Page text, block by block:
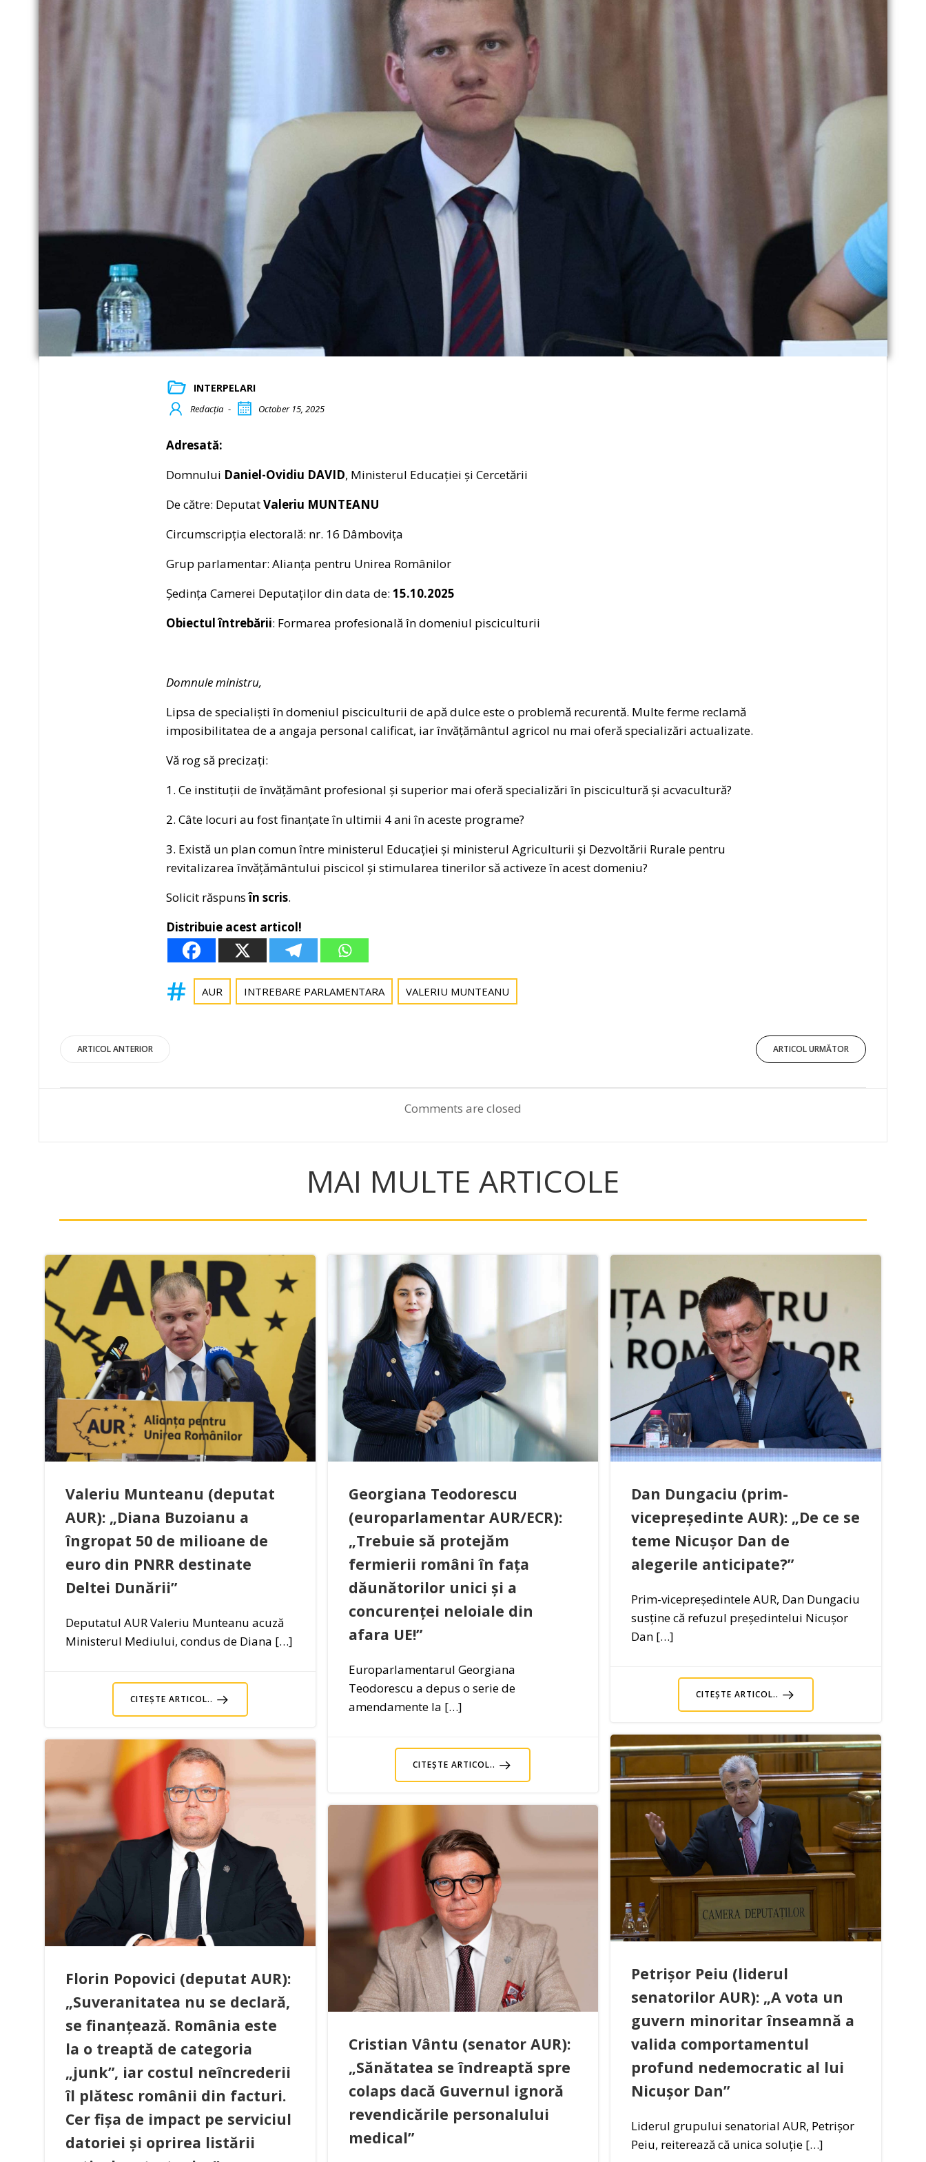
INTERPELARI
Redacția - October 15, 2025
Adresată:
Domnului Daniel-Ovidiu DAVID, Ministerul Educației și Cercetării
De către: DeputatValeriu MUNTEANU
Circumscripția electorală: nr. 16 Dâmbovița
Grup parlamentar: Alianța pentru Unirea Românilor
Ședința Camerei Deputaților din data de: 15.10.2025
Obiectul întrebării: Formarea profesională în domeniul pisciculturii
Domnule ministru,
Lipsa de specialiști în domeniul pisciculturii de apă dulce este o problemă recurentă. Multe ferme reclamă
imposibilitatea de a angaja personal calificat, iar învățământul agricol nu mai oferă specializări actualizate.
Vă rog să precizați:
1. Ce instituții de învățământ profesional și superior mai oferă specializări în piscicultură și acvacultură?
2. Câte locuri au fost finanțate în ultimii 4 ani în aceste programe?
3. Există un plan comun între ministerul Educației și ministerul Agriculturii și Dezvoltării Rurale pentru
revitalizarea învățământului piscicol și stimularea tinerilor să activeze în acest domeniu?
Solicit răspunsîn scris.
Distribuie acest articol!
AUR INTREBARE PARLAMENTARA VALERIU MUNTEANU
Post
navigation
ARTICOL ANTERIOR
navigation
ARTICOL URMĂTOR
Comments are closed
MAI MULTE ARTICOLE
Valeriu Munteanu (deputat
AUR): „Diana Buzoianu a
îngropat 50 de milioane de
euro din PNRR destinate
Deltei Dunării”
Deputatul AUR Valeriu Munteanu acuză
Ministerul Mediului, condus de Diana […]
CITEȘTE ARTICOL..
Georgiana Teodorescu
(europarlamentar AUR/ECR):
„Trebuie să protejăm
fermierii români în fața
dăunătorilor unici și a
concurenței neloiale din
afara UE!”
Europarlamentarul Georgiana
Teodorescu a depus o serie de
amendamente la […]
CITEȘTE ARTICOL..
Dan Dungaciu (prim-
vicepreședinte AUR): „De ce se
teme Nicușor Dan de
alegerile anticipate?”
Prim-vicepreședintele AUR, Dan Dungaciu
susține că refuzul președintelui Nicușor
Dan […]
CITEȘTE ARTICOL..
Petrișor Peiu (liderul
senatorilor AUR): „A vota un
guvern minoritar înseamnă a
valida comportamentul
profund nedemocratic al lui
Nicușor Dan”
Liderul grupului senatorial AUR, Petrișor
Peiu, reiterează că unica soluție […]
Florin Popovici (deputat AUR):
„Suveranitatea nu se declară,
se finanțează. România este
la o treaptă de categoria
„junk”, iar costul neîncrederii
îl plătesc românii din facturi.
Cer fișa de impact pe serviciul
datoriei și oprirea listării
Cristian Vântu (senator AUR):
„Sănătatea se îndreaptă spre
colaps dacă Guvernul ignoră
revendicările personalului
medical”